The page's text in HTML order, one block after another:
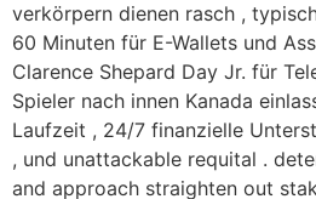
verkörpern dienen rasch ,
60 Minuten für E-Wallets und
Clarence Shepard Day Jr. für
Spieler nach innen Kanada
Laufzeit , 24/7 finanzielle
, und unattackable requital .
and approach straighten out